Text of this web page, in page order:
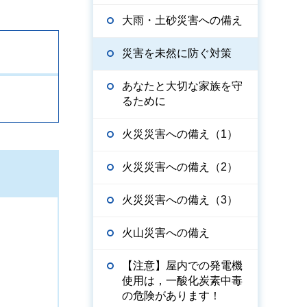
大雨・土砂災害への備え
災害を未然に防ぐ対策
あなたと大切な家族を守
るために
火災災害への備え（1）
火災災害への備え（2）
火災災害への備え（3）
火山災害への備え
【注意】屋内での発電機
使用は，一酸化炭素中毒
の危険があります！